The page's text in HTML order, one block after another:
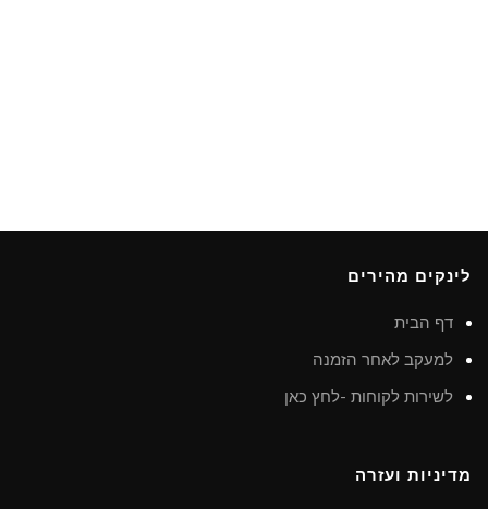
לינקים מהירים
דף הבית
למעקב לאחר הזמנה
לשירות לקוחות -לחץ כאן
מדיניות ועזרה